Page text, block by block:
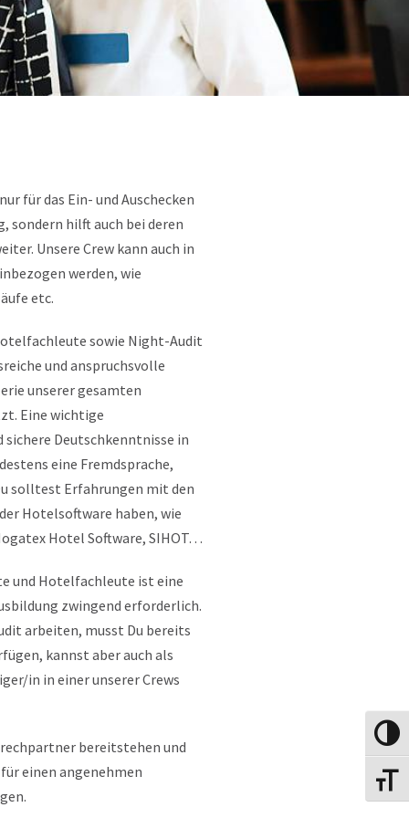
für das Ein- und Auschecken
sondern hilft auch bei deren
Unsere Crew kann auch in
werden, wie
etc.
sowie Night-Audit
und anspruchsvolle
unserer gesamten
Eine wichtige
sichere Deutschkenntnisse in
eine Fremdsprache,
solltest Erfahrungen mit den
Hotelsoftware haben, wie
Hotel Software, SIHOT…
und Hotelfachleute ist eine
zwingend erforderlich.
arbeiten, musst Du bereits
kannst aber auch als
in in einer unserer Crews
bereitstehen und
einen angenehmen